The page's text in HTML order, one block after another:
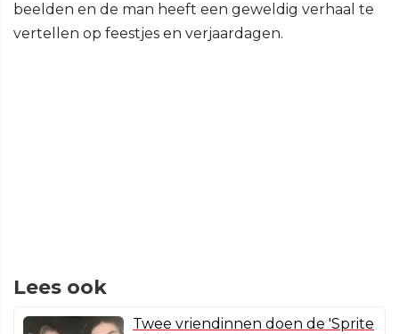
beelden en de man heeft een geweldig verhaal te
vertellen op feestjes en verjaardagen.
Lees ook
Twee vriendinnen doen de 'Sprite